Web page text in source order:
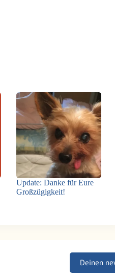
Update: Danke für Eure
Großzügigkeit!
Deinen